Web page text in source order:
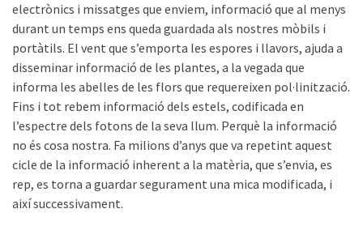
electrònics i missatges que enviem, informació que al menys
durant un temps ens queda guardada als nostres mòbils i
portàtils. El vent que s’emporta les espores i llavors, ajuda a
disseminar informació de les plantes, a la vegada que
informa les abelles de les flors que requereixen pol·linització.
Fins i tot rebem informació dels estels, codificada en
l’espectre dels fotons de la seva llum. Perquè la informació
no és cosa nostra. Fa milions d’anys que va repetint aquest
cicle de la informació inherent a la matèria, que s’envia, es
rep, es torna a guardar segurament una mica modificada, i
així successivament.